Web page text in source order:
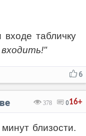
табличку
6
16+
378 0
близости.